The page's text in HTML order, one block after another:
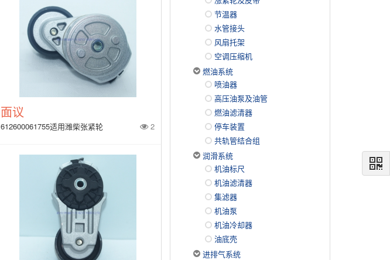
面议
612600061755适用潍柴张紧轮 2
节温器
水管接头
风扇托架
空调压缩机
燃油系统
喷油器
高压油泵及油管
燃油滤清器
停车装置
共轨管结合组
润滑系统
机油标尺
机油滤清器
集滤器
机油泵
机油冷却器
油底壳
进排气系统